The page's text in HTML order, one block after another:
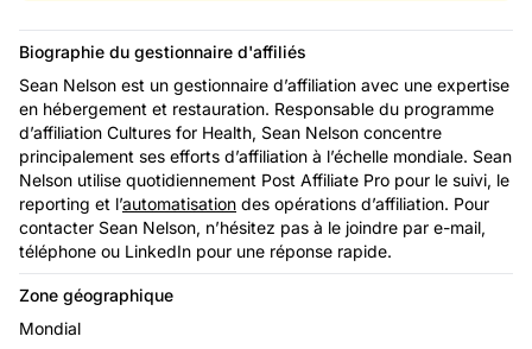
Biographie du gestionnaire d'affiliés
Sean Nelson est un gestionnaire d’affiliation avec une expertise
en hébergement et restauration. Responsable du programme
d’affiliation Cultures for Health, Sean Nelson concentre
principalement ses efforts d’affiliation à l’échelle mondiale. Sean
Nelson utilise quotidiennement Post Affiliate Pro pour le suivi, le
reporting et l’automatisation des opérations d’affiliation. Pour
contacter Sean Nelson, n’hésitez pas à le joindre par e-mail,
téléphone ou LinkedIn pour une réponse rapide.
Zone géographique
Mondial